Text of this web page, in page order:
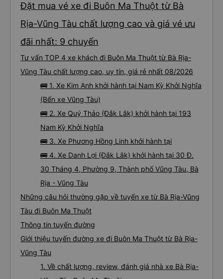
Đặt mua vé xe đi Buôn Ma Thuột từ Bà
Rịa-Vũng Tàu chất lượng cao và giá vé ưu
đãi nhất: 9 chuyến
Tư vấn TOP 4 xe khách đi Buôn Ma Thuột từ Bà Rịa-
Vũng Tàu chất lượng cao, uy tín, giá rẻ nhất 08/2026
🚌 1. Xe Kim Anh khởi hành tại Nam Kỳ Khởi Nghĩa
(Bến xe Vũng Tàu)
🚌 2. Xe Quý Thảo (Đắk Lắk) khởi hành tại 193
Nam Kỳ Khởi Nghĩa
🚌 3. Xe Phương Hồng Linh khởi hành tại
🚌 4. Xe Danh Lợi (Đắk Lắk) khởi hành tại 30 Đ.
30 Tháng 4, Phường 9, Thành phố Vũng Tàu, Bà
Rịa - Vũng Tàu
Những câu hỏi thường gặp về tuyến xe từ Bà Rịa-Vũng
Tàu đi Buôn Ma Thuột
Thông tin tuyến đường
Giới thiệu tuyến đường xe đi Buôn Ma Thuột từ Bà Rịa-
Vũng Tàu
1. Về chất lượng, review, đánh giá nhà xe Bà Rịa-